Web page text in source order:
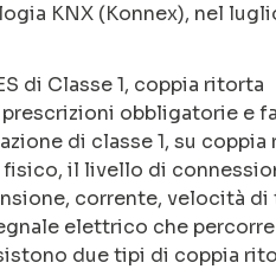
KNX (Konnex), nel
di Classe 1, coppia ritorta
prescrizioni obbligatorie
di classe 1, su
il livello di
corrente, velocità di
elettrico che
due tipi di coppia